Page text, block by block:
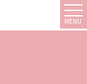
MENU